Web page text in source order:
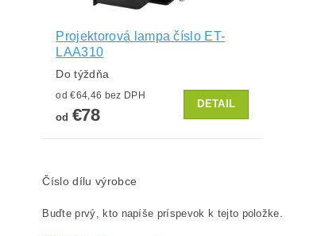
Projektorová lampa číslo ET-
LAA310
Do týždňa
od €64,46 bez DPH
od €78
DETAIL
Číslo dílu výrobce
Buďte prvý, kto napíše príspevok k tejto položke.